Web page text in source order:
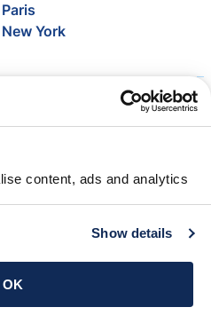
content, ads and analytics
Show details
OK
Paris
New York
Support
AGB